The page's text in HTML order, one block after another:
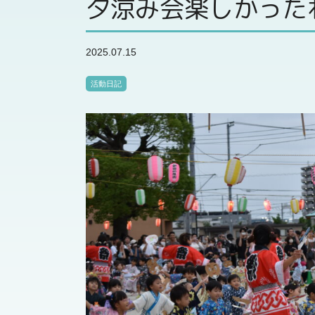
夕涼み会楽しかった
2025.07.15
活動日記